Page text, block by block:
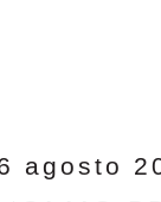
agosto